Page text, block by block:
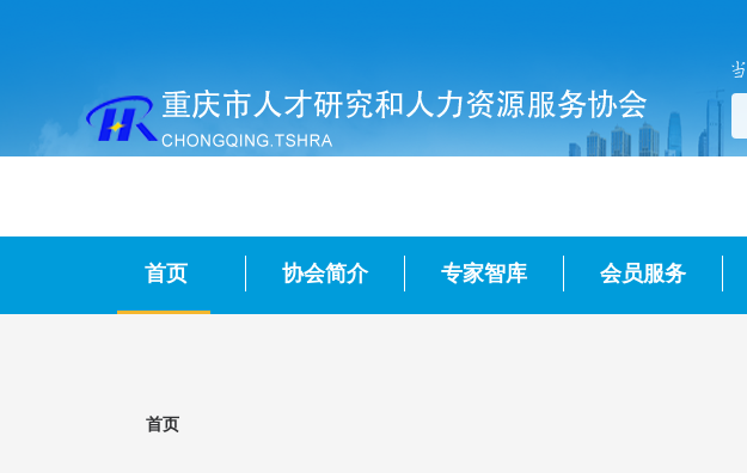
首页 协会简介 专家智库 会员服务
首页